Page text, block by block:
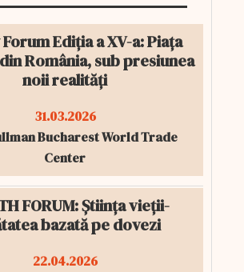
Ediția a XV-a: Piața
România, sub presiunea
noii realități
31.03.2026
Bucharest World Trade
Center
FORUM: Știința vieții-
bazată pe dovezi
22.04.2026